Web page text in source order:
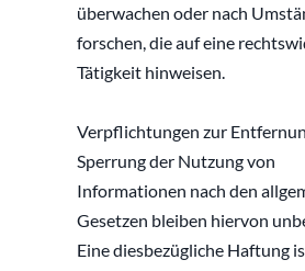
überwachen oder nach
forschen, die auf eine
Tätigkeit hinweisen.
Verpflichtungen zur
Sperrung der Nutzung von
Informationen nach den
Gesetzen bleiben hiervon
Eine diesbezügliche Haftung